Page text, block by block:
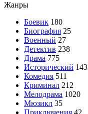
Жанры
Боевик 180
Биография 25
Военный 27
Детектив 238
Драма 775
Исторический 143
Комедия 511
Криминал 212
Мелодрама 1020
Мюзикл 35